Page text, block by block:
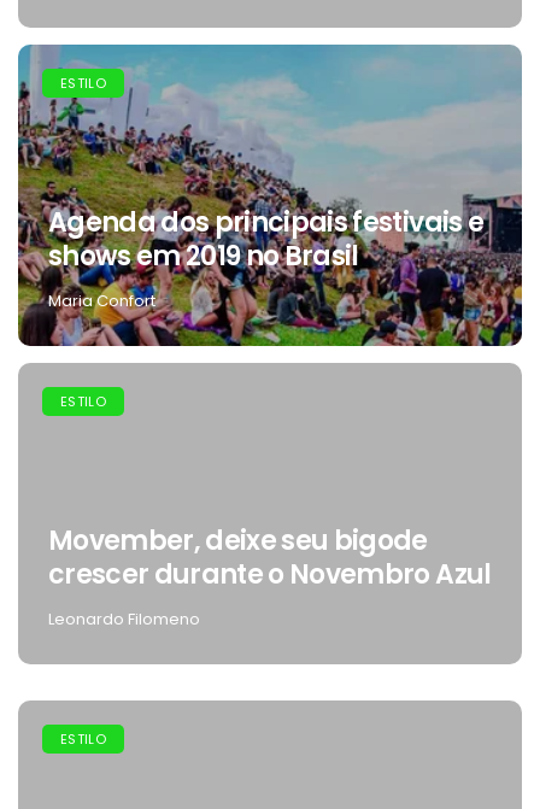
ESTILO
Agenda dos principais festivais e
shows em 2019 no Brasil
Maria Confort
ESTILO
Movember, deixe seu bigode
crescer durante o Novembro Azul
Leonardo Filomeno
ESTILO